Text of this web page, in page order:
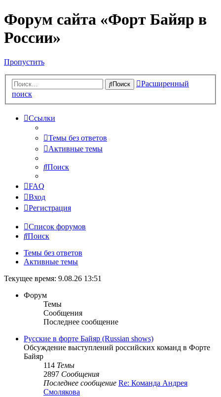
Форум сайта «Форт Байяр в
России»
Пропустить
Поиск
Расширенный
поиск
Ссылки
Темы без ответов
Активные темы
Поиск
FAQ
Вход
Регистрация
Список форумов
Поиск
Темы без ответов
Активные темы
Текущее время: 9.08.26 13:51
Форум
Темы
Сообщения
Последнее сообщение
Русские в форте Байяр (Russian shows)
Обсуждение выступлений российских команд в Форте
Байяр
114 Темы
2897 Сообщения
Последнее сообщение Re: Команда Андрея
Смолякова